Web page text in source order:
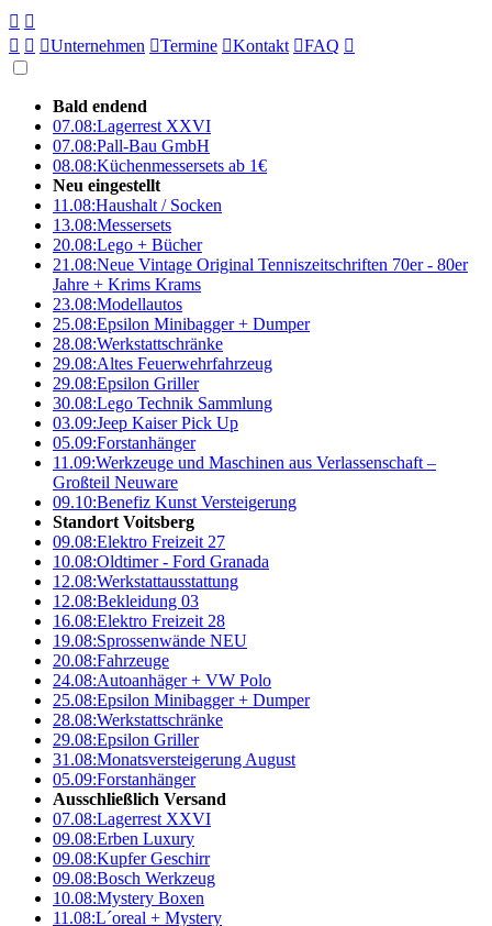
 
  Unternehmen Termine Kontakt FAQ 
Bald endend
07.08:Lagerrest XXVI
07.08:Pall-Bau GmbH
08.08:Küchenmessersets ab 1€
Neu eingestellt
11.08:Haushalt / Socken
13.08:Messersets
20.08:Lego + Bücher
21.08:Neue Vintage Original Tenniszeitschriften 70er - 80er
Jahre + Krims Krams
23.08:Modellautos
25.08:Epsilon Minibagger + Dumper
28.08:Werkstattschränke
29.08:Altes Feuerwehrfahrzeug
29.08:Epsilon Griller
30.08:Lego Technik Sammlung
03.09:Jeep Kaiser Pick Up
05.09:Forstanhänger
11.09:Werkzeuge und Maschinen aus Verlassenschaft –
Großteil Neuware
09.10:Benefiz Kunst Versteigerung
Standort Voitsberg
09.08:Elektro Freizeit 27
10.08:Oldtimer - Ford Granada
12.08:Werkstattausstattung
12.08:Bekleidung 03
16.08:Elektro Freizeit 28
19.08:Sprossenwände NEU
20.08:Fahrzeuge
24.08:Autoanhäger + VW Polo
25.08:Epsilon Minibagger + Dumper
28.08:Werkstattschränke
29.08:Epsilon Griller
31.08:Monatsversteigerung August
05.09:Forstanhänger
Ausschließlich Versand
07.08:Lagerrest XXVI
09.08:Erben Luxury
09.08:Kupfer Geschirr
09.08:Bosch Werkzeug
10.08:Mystery Boxen
11.08:L´oreal + Mystery